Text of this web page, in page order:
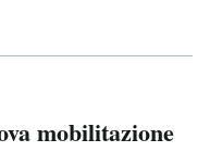
mobilitazione